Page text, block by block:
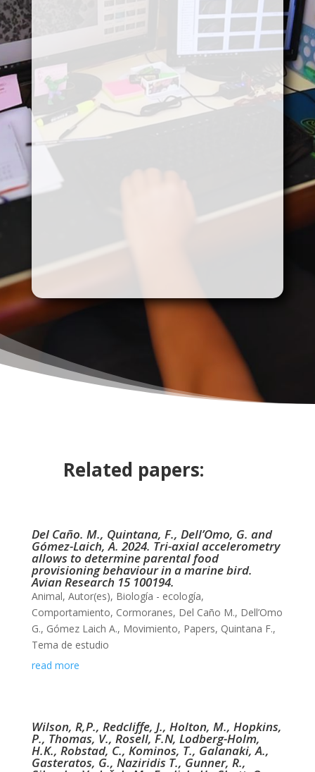
Related papers:
Del Caño. M., Quintana, F., Dell’Omo, G. and
Gómez-Laich, A. 2024. Tri-axial accelerometry
allows to determine parental food
provisioning behaviour in a marine bird.
Avian Research 15 100194.
Animal, Autor(es), Biología - ecología,
Comportamiento, Cormoranes, Del Caño M., Dell’Omo
G., Gómez Laich A., Movimiento, Papers, Quintana F.,
Tema de estudio
read more
Wilson, R,P., Redcliffe, J., Holton, M., Hopkins,
P., Thomas, V., Rosell, F.N, Lodberg-Holm,
H.K., Robstad, C., Kominos, T., Galanaki, A.,
Gasteratos, G., Naziridis T., Gunner, R.,